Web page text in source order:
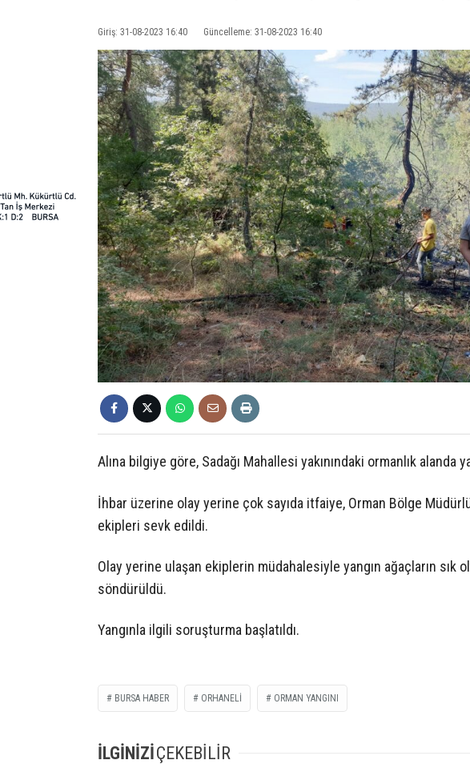
Giriş: 31-08-2023 16:40 Güncelleme: 31-08-2023 16:40
Alına bilgiye göre, Sadağı Mahallesi yakınındaki ormanlık alanda
İhbar üzerine olay yerine çok sayıda itfaiye, Orman Bölge
ekipleri sevk edildi.
Olay yerine ulaşan ekiplerin müdahalesiyle yangın ağaçların sık
söndürüldü.
Yangınla ilgili soruşturma başlatıldı.
BURSA HABER ORHANELI ORMAN YANGINI
İLGİNİZİÇEKEBİLİR